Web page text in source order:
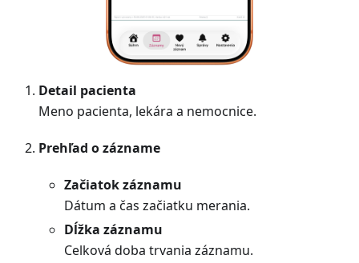
Detail pacienta
Meno pacienta, lekára a nemocnice.
Prehľad o zázname
Začiatok záznamu
Dátum a čas začiatku merania.
Dĺžka záznamu
Celková doba trvania záznamu.